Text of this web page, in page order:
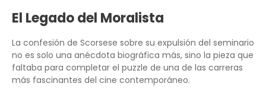
El Legado del Moralista
La confesión de Scorsese sobre su expulsión del seminario
no es solo una anécdota biográfica más, sino la pieza que
faltaba para completar el puzzle de una de las carreras
más fascinantes del cine contemporáneo.